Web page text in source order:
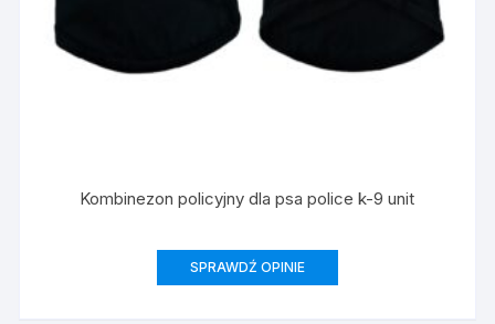
Kombinezon policyjny dla psa police k-9 unit
SPRAWDŹ OPINIE